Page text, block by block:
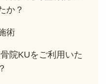
か？
術
院KUをご利用いた